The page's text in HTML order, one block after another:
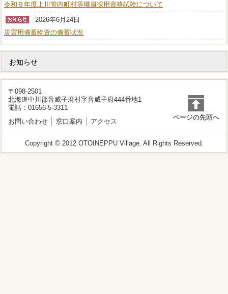
令和９年度上川管内町村等職員採用資格試験について
2026年6月24日
災害用備蓄物資の備蓄状況
お知らせ
〒098-2501
北海道中川郡音威子府村字音威子府444番地1
電話：01656-5-3311
お問い合わせ
窓口案内 アクセス
ページの先頭へ
Copyright © 2012 OTOINEPPU Village. All Rights Reserved.